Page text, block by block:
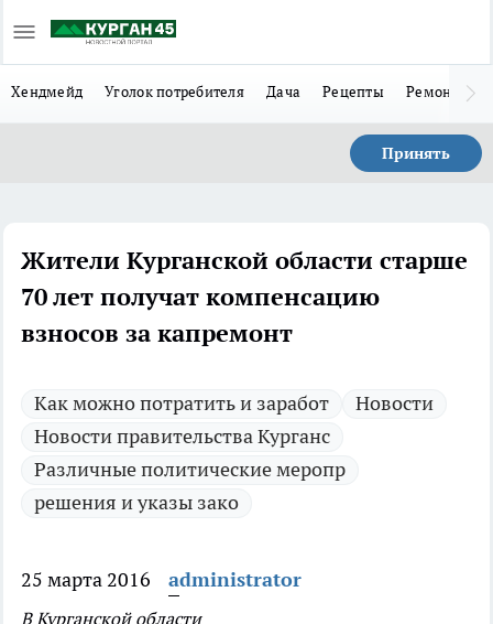
Хендмейд Уголок потребителя Дача Рецепты Ремонт
Принять
Жители Курганской области старше
70 лет получат компенсацию
взносов за капремонт
Как можно потратить и заработ
Новости
Новости правительства Курганс
Различные политические меропр
решения и указы зако
25 марта 2016 administrator
В Курганской области